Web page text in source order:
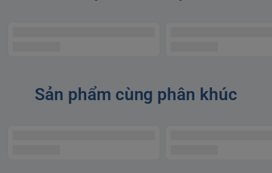
Sản phẩm cùng phân khúc